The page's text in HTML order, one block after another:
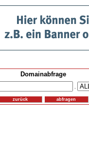
Domainabfrage